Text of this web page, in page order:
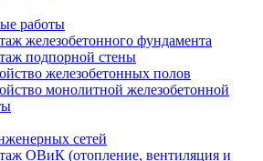
работы
железобетонного фундамента
подпорной стены
железобетонных полов
монолитной железобетонной
сетей
ОВиК (отопление, вентиляция и